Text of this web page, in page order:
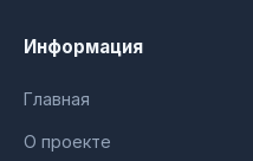
Информация
Главная
О проекте